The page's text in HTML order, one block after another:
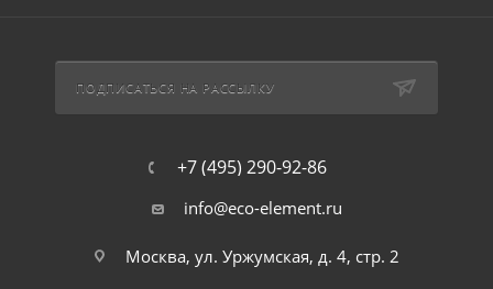
ПОДПИСАТЬСЯ НА РАССЫЛКУ
+7 (495) 290-92-86
info@eco-element.ru
Москва, ул. Уржумская, д. 4, стр. 2